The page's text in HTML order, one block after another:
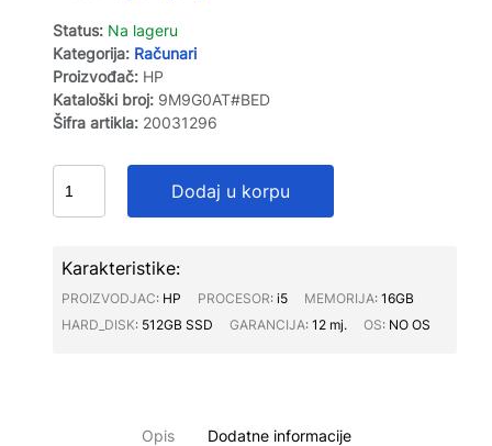
Status: Na lageru
Kategorija: Računari
Proizvođač: HP
Kataloški broj: 9M9G0AT#BED
Šifra artikla: 20031296
Dodaj u korpu
Karakteristike:
PROIZVODJAC∶ HP PROCESOR∶ i5 MEMORIJA∶ 16GB
HARD_DISK∶ 512GB SSD GARANCIJA∶ 12 mj. OS∶ NO OS
Opis Dodatne informacije